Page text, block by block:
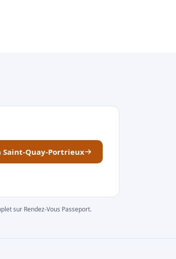
Saint-Quay-Portrieux
sur Rendez-Vous Passeport.